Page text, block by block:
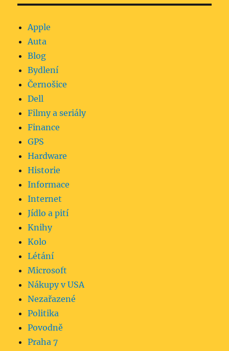
Apple
Auta
Blog
Bydlení
Černošice
Dell
Filmy a seriály
Finance
GPS
Hardware
Historie
Informace
Internet
Jídlo a pití
Knihy
Kolo
Létání
Microsoft
Nákupy v USA
Nezařazené
Politika
Povodně
Praha 7